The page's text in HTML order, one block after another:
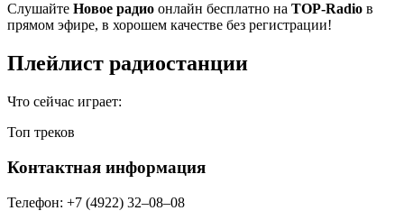
Cлушайте Новое радио онлайн бесплатно на TOP-Radio в
прямом эфире, в хорошем качестве без регистрации!
Плейлист радиостанции
Что сейчас играет:
Топ треков
Контактная информация
Телефон: +7 (4922) 32–08–08